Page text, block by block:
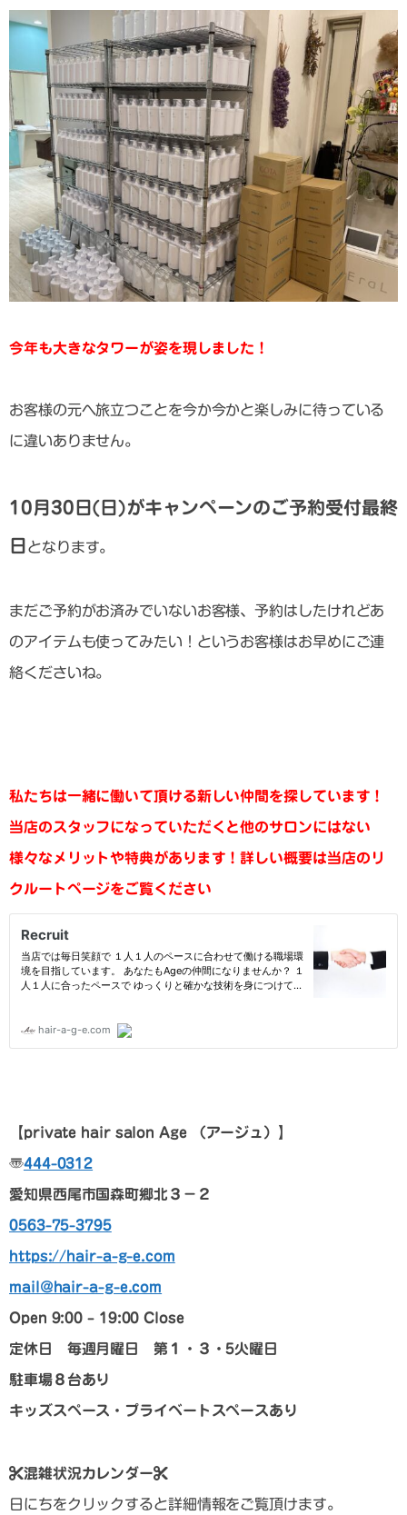
今年も大きなタワーが姿を現しました！
お客様の元へ旅立つことを今か今かと楽しみに待っている
に違いありません。
10月30日(日)がキャンペーンのご予約受付最終
日となります。
まだご予約がお済みでいないお客様、予約はしたけれどあ
のアイテムも使ってみたい！というお客様はお早めにご連
絡くださいね。
私たちは一緒に働いて頂ける新しい仲間を探しています！
当店のスタッフになっていただくと他のサロンにはない
様々なメリットや特典があります！詳しい概要は当店のリ
クルートページをご覧ください
【private hair salon Age （アージュ） 】
〠444-0312
愛知県西尾市国森町郷北３－２
0563-75-3795
https://hair-a-g-e.com
mail@hair-a-g-e.com
Open 9:00 – 19:00 Close
定休日 毎週月曜日 第１・３・5火曜日
駐車場８台あり
キッズスペース・プライベートスペースあり
混雑状況カレンダー
日にちをクリックすると詳細情報をご覧頂けます。